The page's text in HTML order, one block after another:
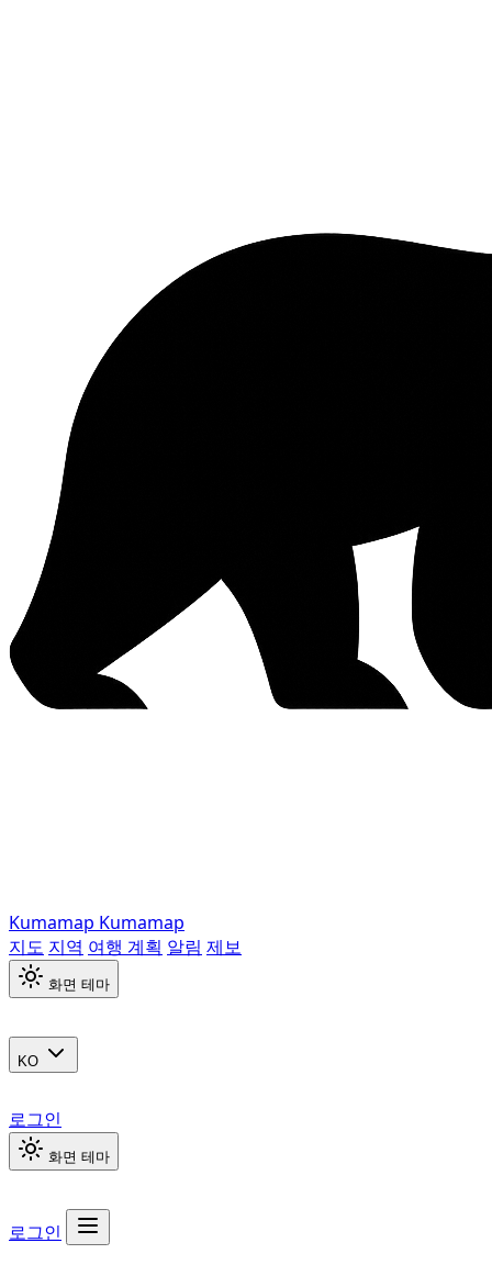
Kumamap Kumamap
지도 지역 여행 계획 알림 제보
화면 테마
KO
로그인
화면 테마
로그인